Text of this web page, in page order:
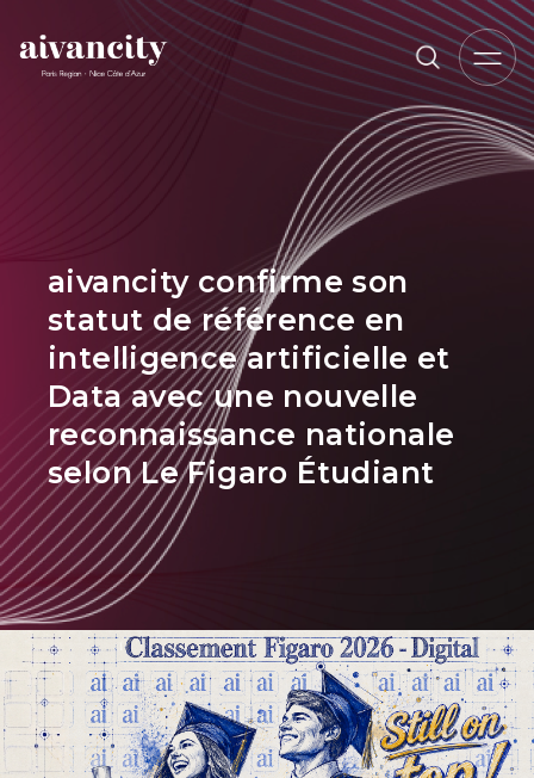
Aller au contenu principal
Fil d'Ariane
aivancity confirme son
statut de référence en
intelligence artificielle et
Data avec une nouvelle
reconnaissance nationale
selon Le Figaro Étudiant